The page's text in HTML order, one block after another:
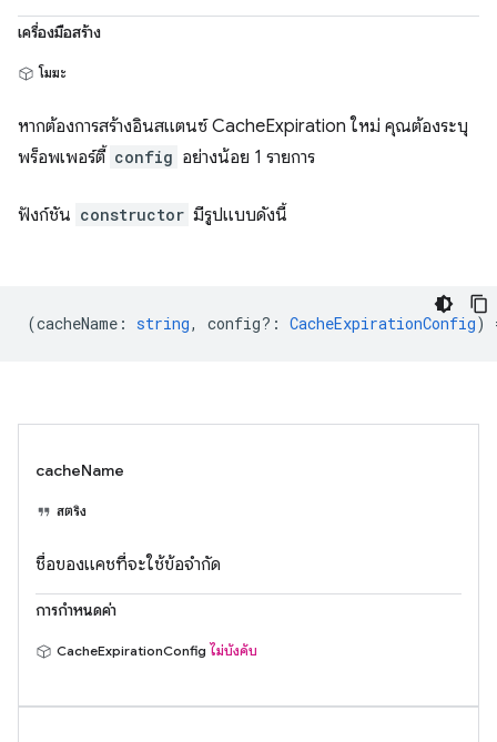
เครื่องมือสร้าง
โมฆะ
หากต้องการสร้างอินสแตนซ์ CacheExpiration ใหม่ คุณต้องระบุ
พร็อพเพอร์ตี้ config อย่างน้อย 1 รายการ
ฟังก์ชัน constructor มีรูปแบบดังนี้
(cacheName : string, config? : CacheExpirationConfig)
cacheName
สตริง
ชื่อของแคชที่จะใช้ข้อจํากัด
การกำหนดค่า
CacheExpirationConfig ไม่บังคับ